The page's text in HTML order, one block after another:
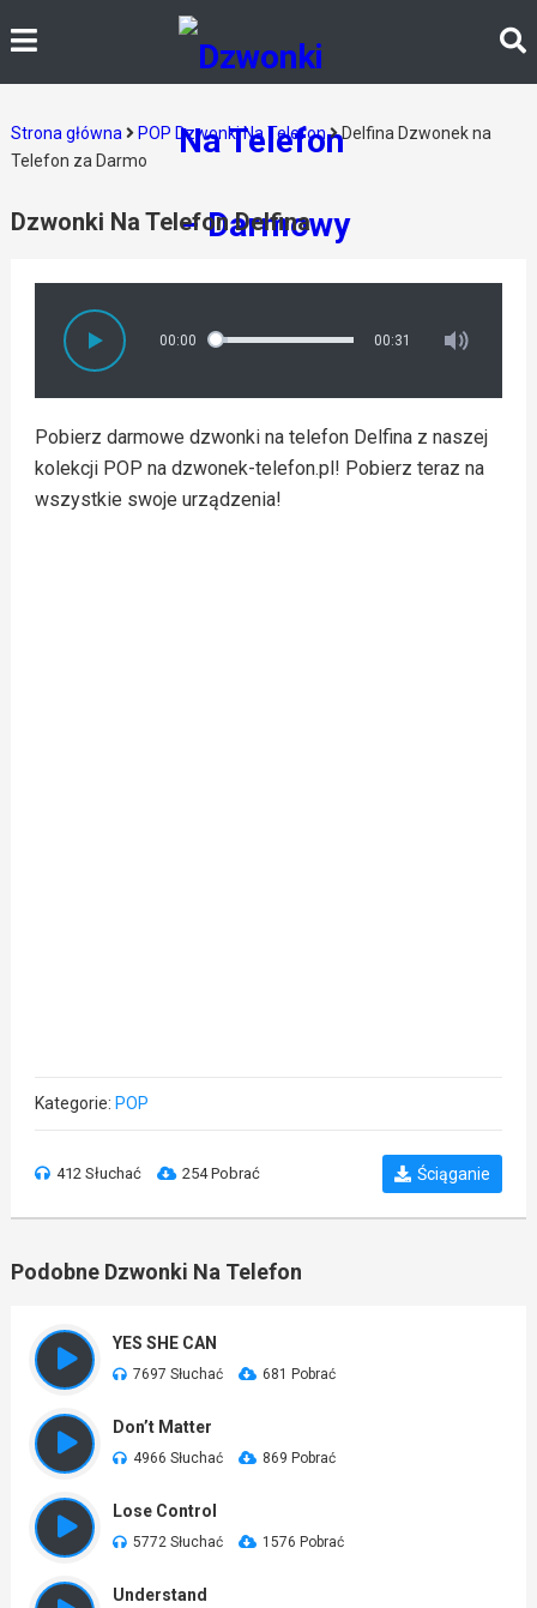
Strona główna POP Dzwonki Na Telefon
Delfina Dzwonek na
Telefon za Darmo
Dzwonki Na Telefon Delfina
00:00 00:31
Pobierz darmowe dzwonki na telefon Delfina z naszej
kolekcji POP na dzwonek-telefon.pl! Pobierz teraz na
wszystkie swoje urządzenia!
Kategorie: POP
412 Słuchać 254 Pobrać Ściąganie
Podobne Dzwonki Na Telefon
YES SHE CAN
7697 Słuchać 681 Pobrać
Don’t Matter
4966 Słuchać 869 Pobrać
Lose Control
5772 Słuchać 1576 Pobrać
Understand